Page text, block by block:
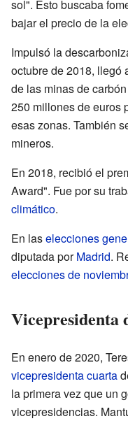
sol". Esto buscaba
bajar el precio de la
Impulsó la
octubre de 2018, llegó
de las minas de
250 millones de euros
esas zonas. También
mineros.
En 2018, recibió el
Award". Fue por su
climático.
En laselecciones
diputada porMadrid.
elecciones de
Vicepresidenta
En enero de 2020,
vicepresidenta cuarta
la primera vez que un
vicepresidencias.